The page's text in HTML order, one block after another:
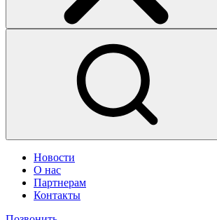
Новости
О нас
Партнерам
Контакты